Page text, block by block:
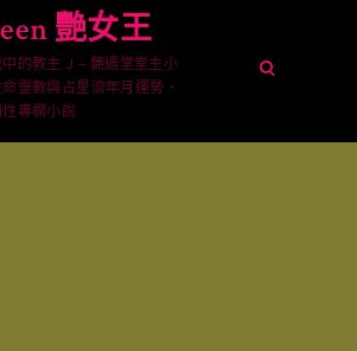
艷女王
中的教主 J – 艷遇堂堂主小
靈數與占星流年月運勢、
專欄小說
open